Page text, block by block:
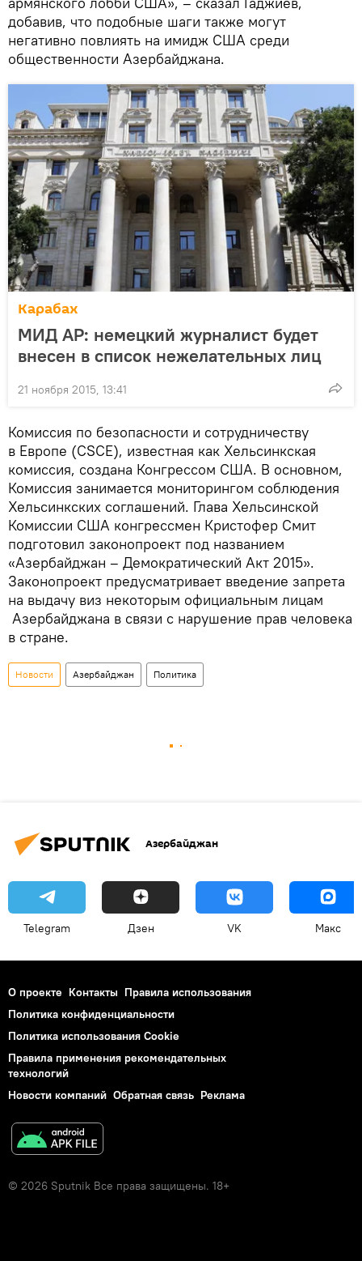
добавив, что подобные шаги также могут
негативно повлиять на имидж США среди
общественности Азербайджана.
Карабах
МИД АР: немецкий журналист будет
внесен в список нежелательных лиц
21 ноября 2015, 13:41
Комиссия по безопасности и сотрудничеству
в Европе (CSCE), известная как Хельсинкская
комиссия, создана Конгрессом США. В основном,
Комиссия занимается мониторингом соблюдения
Хельсинкских соглашений. Глава Хельсинской
Комиссии США конгрессмен Кристофер Смит
подготовил законопроект под названием
«Азербайджан – Демократический Акт 2015».
Законопроект предусматривает введение запрета
на выдачу виз некоторым официальным лицам
Азербайджана в связи с нарушение прав человека
в стране.
Новости Азербайджан Политика
Азербайджан
Telegram Дзен VK Макс
О проекте Контакты Правила использования
Политика конфиденциальности
Политика использования Cookie
Правила применения рекомендательных
технологий
Новости компаний Обратная связь Реклама
© 2026 Sputnik Все права защищены. 18+